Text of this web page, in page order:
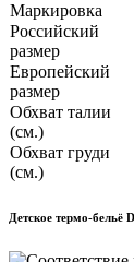
Маркировка
Российский
размер
Европейский
размер
Обхват талии
(см.)
Обхват груди
(см.)
Детское термо-бельё